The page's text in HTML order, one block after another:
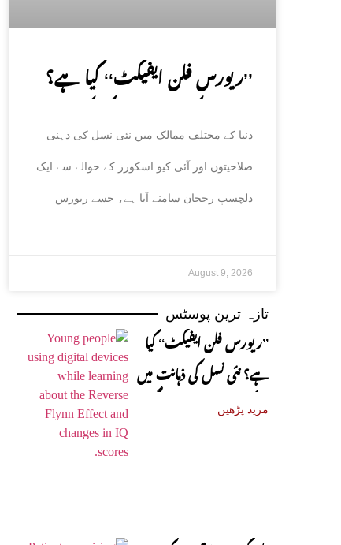
’’ریورس فلن ایفیکٹ‘‘ کیا ہے؟
وجوہات سامنے آگئیں
دنیا کے مختلف ممالک میں نئی نسل کی ذہنی
صلاحیتوں اور آئی کیو اسکورز کے حوالے سے ایک
دلچسپ رجحان سامنے آیا ہے، جسے ریورس
August 9, 2026
تازہ ترین پوسٹس
’’ریورس فلن ایفیکٹ‘‘ کیا
ہے؟ نئی نسل کی ذہانت میں
کمی کی وجوہات سامنے آگئیں
مزید پڑھیں